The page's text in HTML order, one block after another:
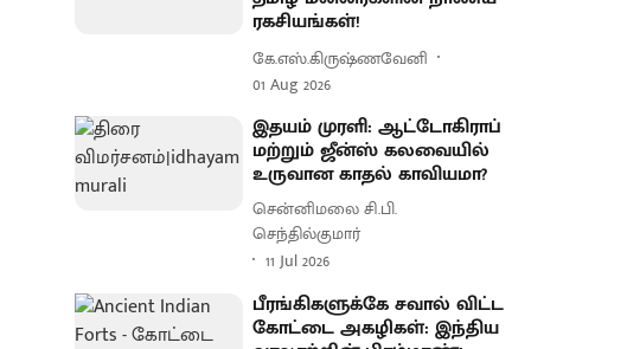
ரகசியங்கள்!
கே.எஸ்.கிருஷ்ணவேனி
01 Aug 2026
இதயம் முரளி: ஆட்டோகிராப்
மற்றும் ஜீன்ஸ் கலவையில்
உருவான காதல் காவியமா?
சென்னிமலை சி.பி.
செந்தில்குமார்
11 Jul 2026
பீரங்கிகளுக்கே சவால் விட்ட
கோட்டை அகழிகள்: இந்திய